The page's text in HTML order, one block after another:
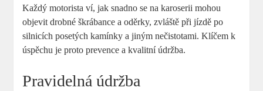
Každý motorista ví, jak snadno se na karoserii mohou
objevit drobné škrábance a oděrky, zvláště při jízdě po
silnicích posetých kamínky a jiným nečistotami. Klíčem k
úspěchu je proto prevence a kvalitní údržba.
Pravidelná údržba